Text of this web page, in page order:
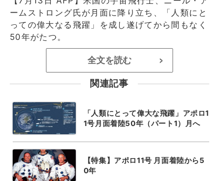
ームストロング氏が月面に降り立ち、「人類にと
っての偉大なる飛躍」を成し遂げてから間もなく
50年がたつ。
全文を読む >
関連記事
「人類にとって偉大な飛躍」アポロ1
1号月面着陸50年（パート1）月へ
【特集】アポロ11号 月面着陸から5
0年